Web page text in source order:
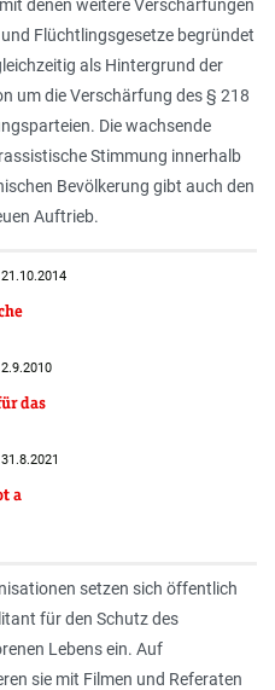
denen weitere Verschärfungen
Flüchtlingsgesetze begründet
als Hintergrund der
um die Verschärfung des § 218
Die wachsende
Stimmung innerhalb
Bevölkerung gibt auch den
Auftrieb.
das
a
setzen sich öffentlich
für den Schutz des
Lebens ein. Auf
sie mit Filmen und Referaten